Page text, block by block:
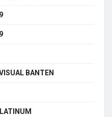
BANTEN